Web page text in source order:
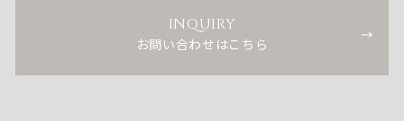
INQUIRY
お問い合わせはこちら